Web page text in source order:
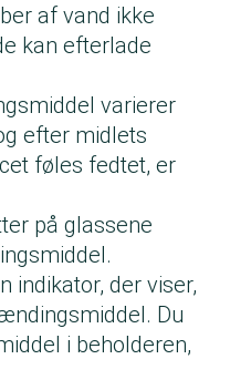
af vand ikke
kan efterlade
varierer
efter midlets
føles fedtet, er
på glassene
indikator, der viser,
Du
i beholderen,